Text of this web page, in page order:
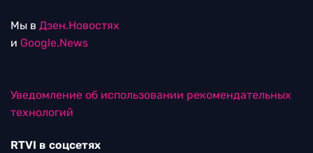
Мы в Дзен.Новостях
и Google.News
Уведомление об использовании рекомендательных
технологий
RTVI в соцсетях